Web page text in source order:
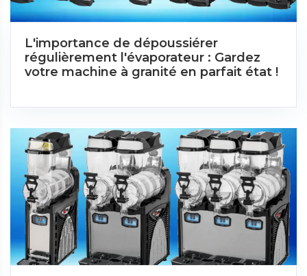
L'importance de dépoussiérer
régulièrement l'évaporateur : Gardez
votre machine à granité en parfait état !